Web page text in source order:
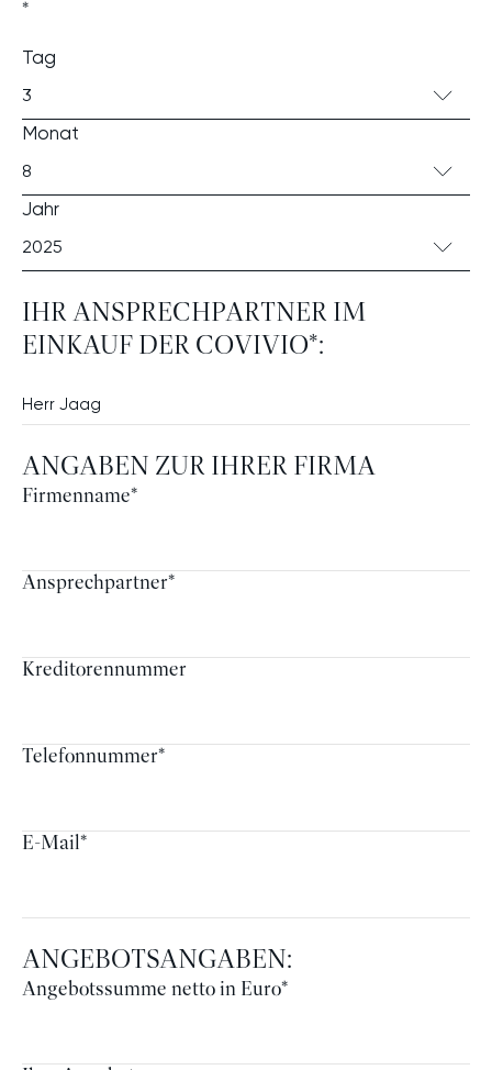
*
Tag
3
Monat
8
Jahr
2025
IHR ANSPRECHPARTNER IM
EINKAUF DER COVIVIO*:
ANGABEN ZUR IHRER FIRMA
Firmenname*
Ansprechpartner*
Kreditorennummer
Telefonnummer*
E-Mail*
ANGEBOTSANGABEN:
Angebotssumme netto in Euro*